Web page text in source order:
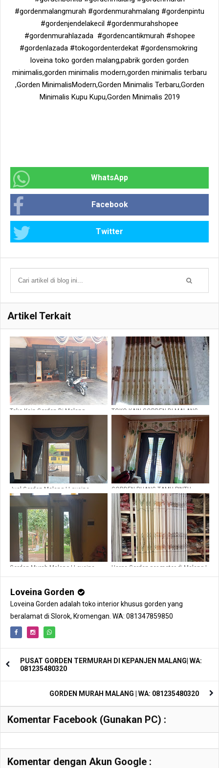
#gordenmalangmurah #gordenmurahmalang #gordenpintu
#gordenjendelakecil #gordenmurahshopee
#gordenmurahlazada #gordencantikmurah #shopee
#gordenlazada #tokogordenterdekat #gordensmokring
loveina toko gorden malang,pabrik gorden gorden
minimalis,gorden minimalis modern,gorden minimalis terbaru
,Gorden MinimalisModern,Gorden Minimalis Terbaru,Gorden
Minimalis Kupu Kupu,Gorden Minimalis 2019
WhatsApp
Facebook
Twitter
Artikel Terkait
Toko Kain Gorden Di Malang TOKO KAIN GORDEN DI MALANG
Jual Gorden Malang | Loveina
Gorden Malang
GORDEN RUANG TAMU PINTU
TENGAH KUPU TARUNG
Gorden Murah Malang | Loveina
Harga Gorden per meter di Malang |
Loveina Gorden
Loveina Gorden adalah toko interior khusus gorden yang
beralamat di Slorok, Kromengan. WA: 081347859850
PUSAT GORDEN TERMURAH DI KEPANJEN MALANG| WA:
081235480320
GORDEN MURAH MALANG | WA: 081235480320
Komentar Facebook (Gunakan PC) :
Komentar dengan Akun Google :